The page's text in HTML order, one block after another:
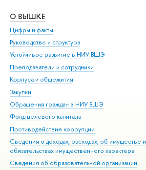
О ВЫШКЕ
Цифры и факты
Руководство и структура
Устойчивое развитие в НИУ ВШЭ
Преподаватели и сотрудники
Корпуса и общежития
Закупки
Обращения граждан в НИУ ВШЭ
Фонд целевого капитала
Противодействие коррупции
Сведения о доходах, расходах, об имуществе и
обязательствах имущественного характера
Сведения об образовательной организации